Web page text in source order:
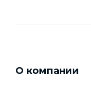
О компании